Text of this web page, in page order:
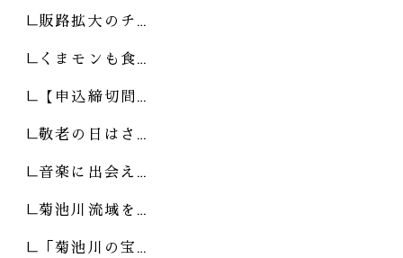
販路拡大のチ…
くまモンも食…
【申込締切間…
敬老の日はさ…
音楽に出会え…
菊池川流域を…
「菊池川の宝…